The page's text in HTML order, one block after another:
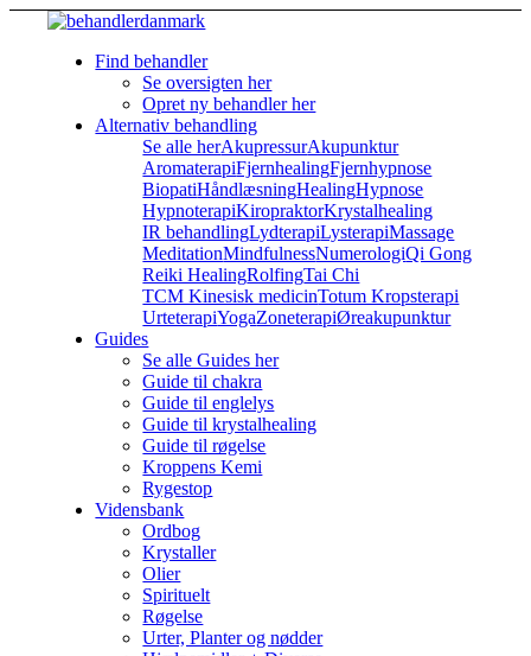
Find behandler
Se oversigten her
Opret ny behandler her
Alternativ behandling
Se alle herAkupressurAkupunktur
AromaterapiFjernhealingFjernhypnose
BiopatiHåndlæsningHealingHypnose
HypnoterapiKiropraktorKrystalhealing
IR behandlingLydterapiLysterapiMassage
MeditationMindfulnessNumerologiQi Gong
Reiki HealingRolfingTai Chi
TCM Kinesisk medicinTotum Kropsterapi
UrteterapiYogaZoneterapiØreakupunktur
Guides
Se alle Guides her
Guide til chakra
Guide til englelys
Guide til krystalhealing
Guide til røgelse
Kroppens Kemi
Rygestop
Vidensbank
Ordbog
Krystaller
Olier
Spirituelt
Røgelse
Urter, Planter og nødder